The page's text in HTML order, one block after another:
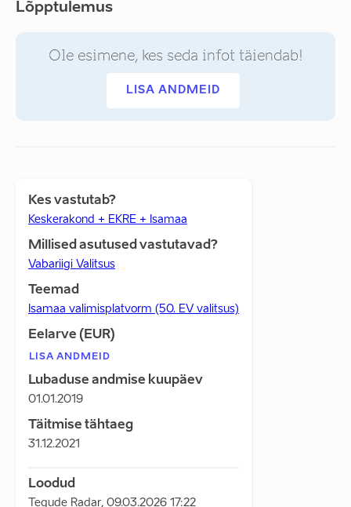
Lõpptulemus
Ole esimene, kes seda infot täiendab!
LISA ANDMEID
Kes vastutab?
Keskerakond + EKRE + Isamaa
Millised asutused vastutavad?
Vabariigi Valitsus
Teemad
Isamaa valimisplatvorm (50. EV valitsus)
Eelarve (EUR)
LISA ANDMEID
Lubaduse andmise kuupäev
01.01.2019
Täitmise tähtaeg
31.12.2021
Loodud
Tegude Radar, 09.03.2026 17:22